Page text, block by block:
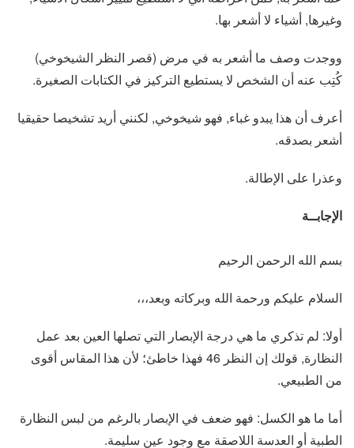
وغيرها, أشياء لا أشعر بها.
ووجدت وصف ما أشعر به في مرض (قصر النظر الشيخوخي)
كُتِب عنه أن الشخص لا يستطيع التركيز في الكتابات الصغيرة.
أعرف أن هذا يبدو غباء, فهو شيخوخي, لكنني أريد تشخيصا حقيقيا
أشعر بصدقه.
وعذرا على الإطالة.
الإجابــة
بسم الله الرحمن الرحيم
السلام عليكم ورحمة الله وبركاته وبعد،،،
أولا: لم تذكري ما هي درجة الإبصار التي تصلها العين بعد عمل
النظارة, قولك إن النظر 46 فهذا خاطئ؛ لأن هذا المقاس أقوى
من الطبيعي.
أما ما هو الكسل: فهو ضعف في الإبصار بالرغم من لبس النظارة
الطبية أو العدسة اللاصقة مع وجود عين سليمة.